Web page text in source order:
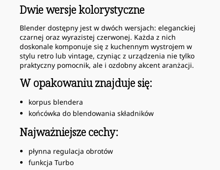
Dwie wersje kolorystyczne
Blender dostępny jest w dwóch wersjach: eleganckiej
czarnej oraz wyrazistej czerwonej. Każda z nich
doskonale komponuje się z kuchennym wystrojem w
stylu retro lub vintage, czyniąc z urządzenia nie tylko
praktyczny pomocnik, ale i ozdobny akcent aranżacji.
W opakowaniu znajduje się:
korpus blendera
końcówka do blendowania składników
Najważniejsze cechy:
płynna regulacja obrotów
funkcja Turbo